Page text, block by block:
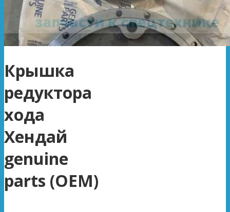
Крышка
редуктора
хода
Хендай
genuine
parts (OEM)